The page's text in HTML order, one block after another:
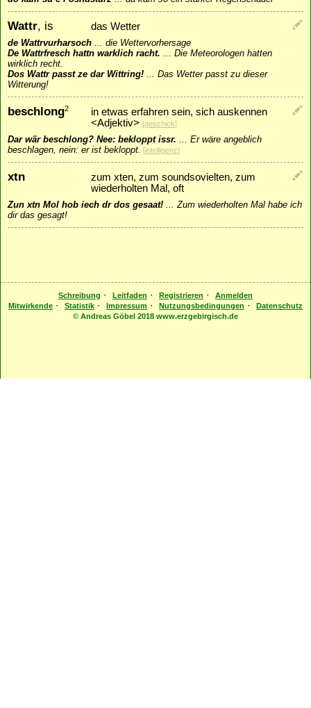
Wattr, is das Wetter
de Wattrvurharsoch ... die Wettervorhersage
De Wattrfresch hattn warklich racht. ... Die Meteorologen hatten
wirklich recht.
Dos Wattr passt ze dar Wittring! ... Das Wetter passt zu dieser
Witterung!
beschlong2
in etwas erfahren sein, sich auskennen
<Adjektiv> [geschick]
Dar wär beschlong? Nee: bekloppt issr. ... Er wäre angeblich
beschlagen, nein: er ist bekloppt. [intelligenz]
xtn
zum xten, zum soundsovielten, zum
wiederholten Mal, oft
Zun xtn Mol hob iech dr dos gesaat! ...Zum wiederholten Mal habe ich
dir das gesagt!
Schreibung · Leitfaden · Registrieren ·
Anmelden
Mitwirkende · Statistik · Impressum · Nutzungsbedingungen ·
Datenschutz
© Andreas Göbel 2018 www.erzgebirgisch.de